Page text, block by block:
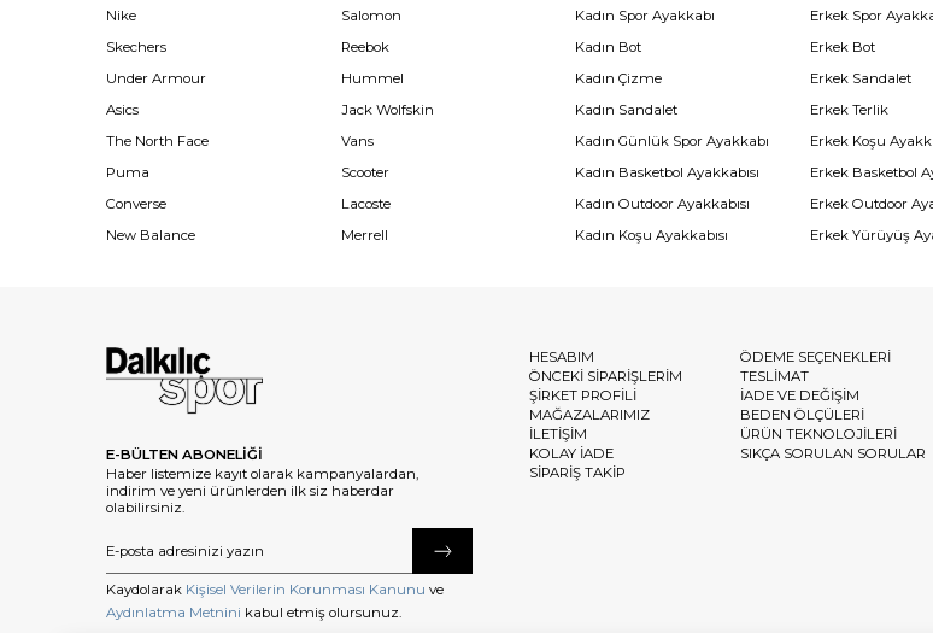
Nike
Skechers
Under Armour
Asics
The North Face
Puma
Converse
New Balance
Salomon
Reebok
Hummel
Jack Wolfskin
Vans
Scooter
Lacoste
Merrell
Kadın Spor Ayakkabı
Kadın Bot
Kadın Çizme
Kadın Sandalet
Kadın Günlük Spor Ayakkabı
Kadın Basketbol Ayakkabısı
Kadın Outdoor Ayakkabısı
Kadın Koşu Ayakkabısı
Erkek Spor
Erkek Bot
Erkek Sandalet
Erkek Terlik
Erkek Koşu
Erkek Basketbol
Erkek Outdoor
Erkek Yürüyüş
E-BÜLTEN ABONELİĞİ
Haber listemize kayıt olarak kampanyalardan,
indirim ve yeni ürünlerden ilk siz haberdar
olabilirsiniz.
Kaydolarak Kişisel Verilerin Korunması Kanunu ve
Aydınlatma Metnini kabul etmiş olursunuz.
HESABIM
ÖNCEKİ SİPARİŞLERİM
ŞİRKET PROFİLİ
MAĞAZALARIMIZ
İLETİŞİM
KOLAY İADE
SİPARİŞ TAKİP
ÖDEME SEÇENEKLERİ
TESLİMAT
İADE VE DEĞİŞİM
BEDEN ÖLÇÜLERİ
ÜRÜN TEKNOLOJİLERİ
SIKÇA SORULAN SORULAR